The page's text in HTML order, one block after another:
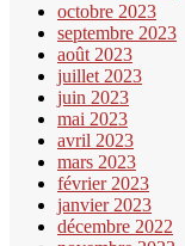
octobre 2023
septembre 2023
août 2023
juillet 2023
juin 2023
mai 2023
avril 2023
mars 2023
février 2023
janvier 2023
décembre 2022